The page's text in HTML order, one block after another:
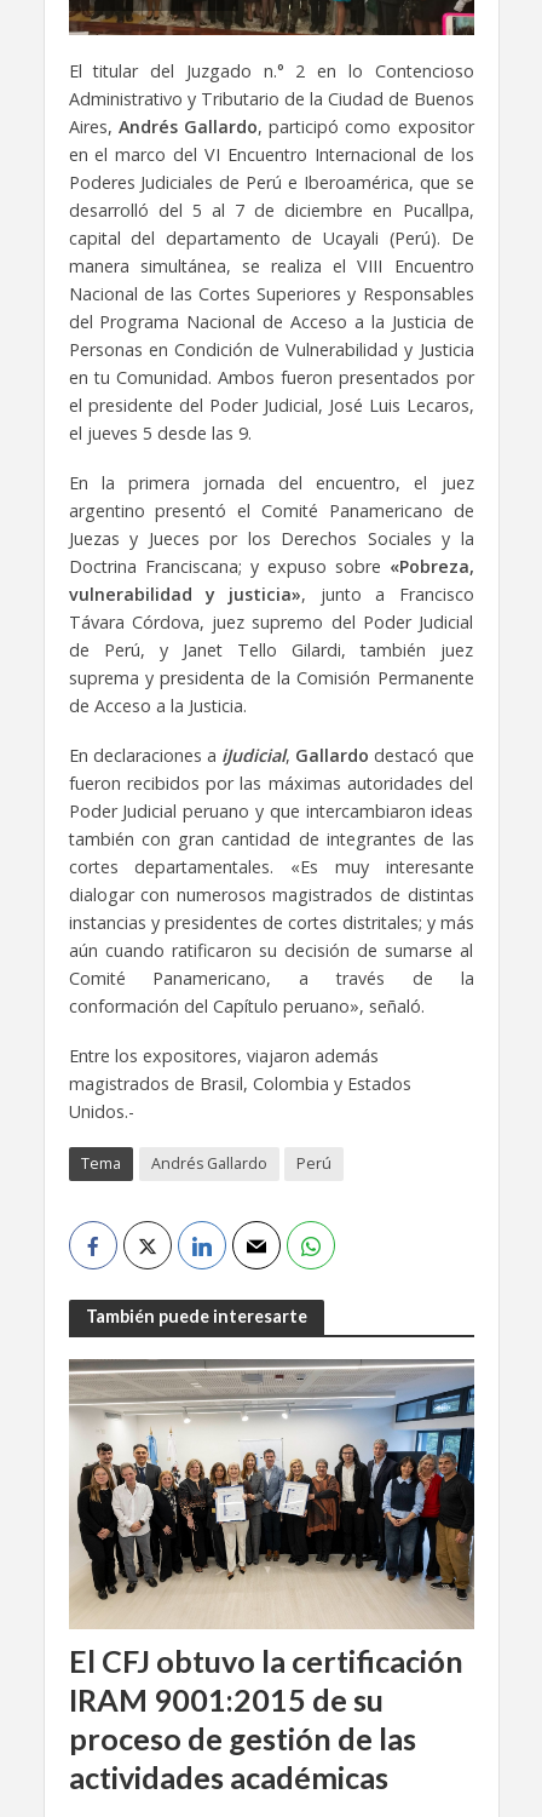
El titular del Juzgado n.° 2 en lo Contencioso
Administrativo y Tributario de la Ciudad de Buenos
Aires, Andrés Gallardo, participó como expositor
en el marco del VI Encuentro Internacional de los
Poderes Judiciales de Perú e Iberoamérica, que se
desarrolló del 5 al 7 de diciembre en Pucallpa,
capital del departamento de Ucayali (Perú). De
manera simultánea, se realiza el VIII Encuentro
Nacional de las Cortes Superiores y Responsables
del Programa Nacional de Acceso a la Justicia de
Personas en Condición de Vulnerabilidad y Justicia
en tu Comunidad. Ambos fueron presentados por
el presidente del Poder Judicial, José Luis Lecaros,
el jueves 5 desde las 9.
En la primera jornada del encuentro, el juez
argentino presentó el Comité Panamericano de
Juezas y Jueces por los Derechos Sociales y la
Doctrina Franciscana; y expuso sobre «Pobreza,
vulnerabilidad y justicia», junto a Francisco
Távara Córdova, juez supremo del Poder Judicial
de Perú, y Janet Tello Gilardi, también juez
suprema y presidenta de la Comisión Permanente
de Acceso a la Justicia.
En declaraciones a iJudicial, Gallardo destacó que
fueron recibidos por las máximas autoridades del
Poder Judicial peruano y que intercambiaron ideas
también con gran cantidad de integrantes de las
cortes departamentales. «Es muy interesante
dialogar con numerosos magistrados de distintas
instancias y presidentes de cortes distritales; y más
aún cuando ratificaron su decisión de sumarse al
Comité Panamericano, a través de la
conformación del Capítulo peruano», señaló.
Entre los expositores, viajaron además
magistrados de Brasil, Colombia y Estados
Unidos.-
Tema Andrés Gallardo Perú
También puede interesarte
El CFJ obtuvo la certificación
IRAM 9001:2015 de su
proceso de gestión de las
actividades académicas